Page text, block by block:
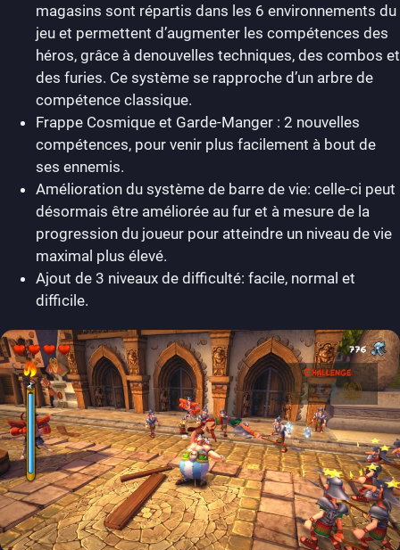
magasins sont répartis dans les 6 environnements du
jeu et permettent d’augmenter les compétences des
héros, grâce à denouvelles techniques, des combos et
des furies. Ce système se rapproche d’un arbre de
compétence classique.
Frappe Cosmique et Garde-Manger : 2 nouvelles
compétences, pour venir plus facilement à bout de
ses ennemis.
Amélioration du système de barre de vie: celle-ci peut
désormais être améliorée au fur et à mesure de la
progression du joueur pour atteindre un niveau de vie
maximal plus élevé.
Ajout de 3 niveaux de difficulté: facile, normal et
difficile.